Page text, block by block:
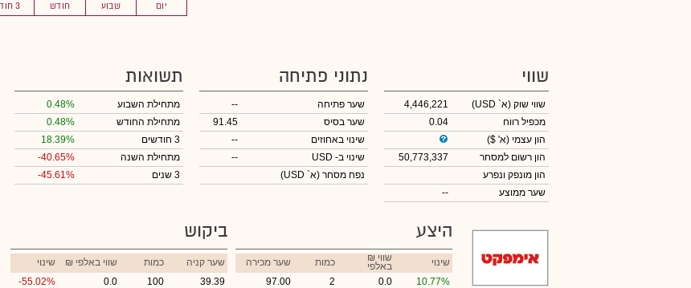
יום שבוע חודש 3 חוד'
שווי
שווי שוק (א` USD)
4,446,221
מכפיל רווח
0.04
הון עצמי (א' $)
הון רשום למסחר
50,773,337
הון מונפק ונפרע
שער ממוצע
--
נתוני פתיחה
שער פתיחה
--
שער בסיס
91.45
שינוי באחוזים
--
שינוי ב- USD
--
נפח מסחר (א` USD)
תשואות
מתחילת השבוע
0.48%
מתחילת החודש
0.48%
3 חודשים
18.39%
מתחילת השנה
-40.65%
3 שנים
-45.61%
היצע
שינוי ₪ שווי
באלפי כמות
שער מכירה
10.77%
0.0
2
97.00
ביקוש
שער קניה כמות ₪ שווי באלפי
שינוי
39.39
100
0.0
-55.02%